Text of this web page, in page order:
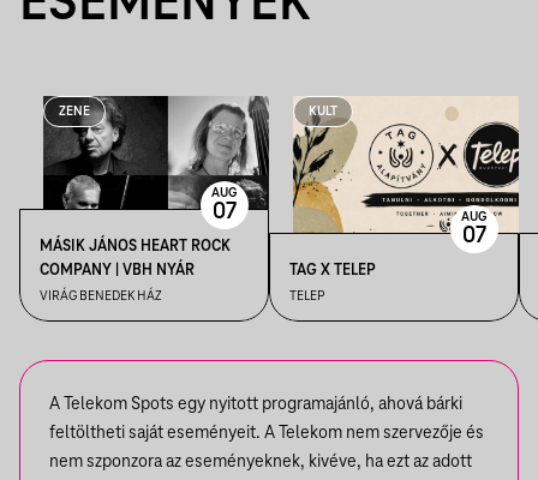
ZENE
MÁSIK JÁNOS HEART ROCK
COMPANY | VBH NYÁR
VIRÁG BENEDEK HÁZ
AUG
07
KULT
TAG X TELEP
TELEP
AUG
07
A Telekom Spots egy nyitott programajánló, ahová bárki
feltöltheti saját eseményeit. A Telekom nem szervezője és
nem szponzora az eseményeknek, kivéve, ha ezt az adott